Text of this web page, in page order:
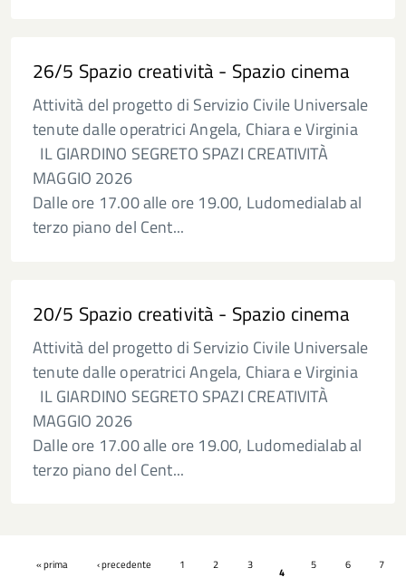
26/5 Spazio creatività - Spazio cinema
Attività del progetto di Servizio Civile Universale
tenute dalle operatrici Angela, Chiara e Virginia
IL GIARDINO SEGRETO SPAZI CREATIVITÀ
MAGGIO 2026
Dalle ore 17.00 alle ore 19.00, Ludomedialab al
terzo piano del Cent...
20/5 Spazio creatività - Spazio cinema
Attività del progetto di Servizio Civile Universale
tenute dalle operatrici Angela, Chiara e Virginia
IL GIARDINO SEGRETO SPAZI CREATIVITÀ
MAGGIO 2026
Dalle ore 17.00 alle ore 19.00, Ludomedialab al
terzo piano del Cent...
Pagine« prima ‹ precedente 1 2 3
4
5 6 7